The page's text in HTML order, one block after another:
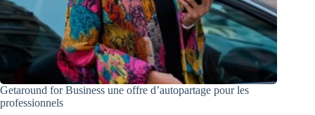
Getaround for Business une offre d’autopartage pour les
professionnels